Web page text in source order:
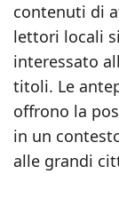
contenuti di
lettori locali
interessato
titoli. Le
offrono la
in un
alle grandi